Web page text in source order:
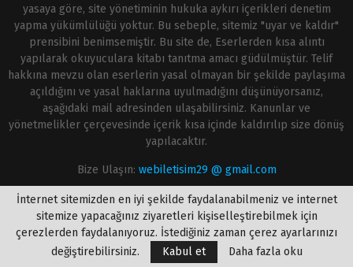
yasaya göre, site yönetiminin hukuka aykırı içerikleri denetim
yapma yükümlülüğü yoktur. Bu sebeple, sitemiz "uyar ve kaldır"
prensibini benimsemiştir. Bu site de, Eserlerden kısa alıntı
yapılarak okuyuculara kitabı tanıtma amacı güdülmüştür. Telif
hakkına mevzu olan eserlerin yasal olmayan bir şekilde paylaşıma
açıldığını ve yasal haklarına uyulmadığını düşünüyorsanız,
aşağıdaki mail adresinden ulaşabilirsiniz. Kanunlar ve
yönetmelikler çerçevesinde içerik kısa içinde kaldırılıp size dönüş
yapılacaktır.
Bize Ulaşın: webiletisim29 @ gmail.com
@2020 - onlinekitapoku.com
İnternet sitemizden en iyi şekilde faydalanabilmeniz ve internet
sitemize yapacağınız ziyaretleri kişiselleştirebilmek için
çerezlerden faydalanıyoruz. İstediğiniz zaman çerez ayarlarınızı
değiştirebilirsiniz.
Kabul et Daha fazla oku